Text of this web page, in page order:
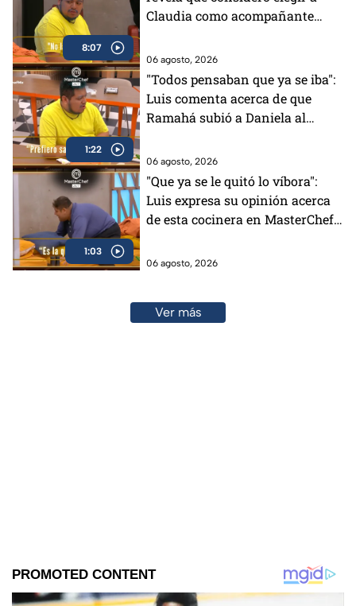
8:07
Claudia como acompañante
MasterChef (VIDEO)
06 agosto, 2026
1:22
"Todos pensaban que ya se iba":
Luis comenta acerca de que
Ramahá subió a Daniela al
06 agosto, 2026
1:03
"Que ya se le quitó lo víbora":
Luis expresa su opinión acerca
de esta cocinera en MasterChef
06 agosto, 2026
Ver más